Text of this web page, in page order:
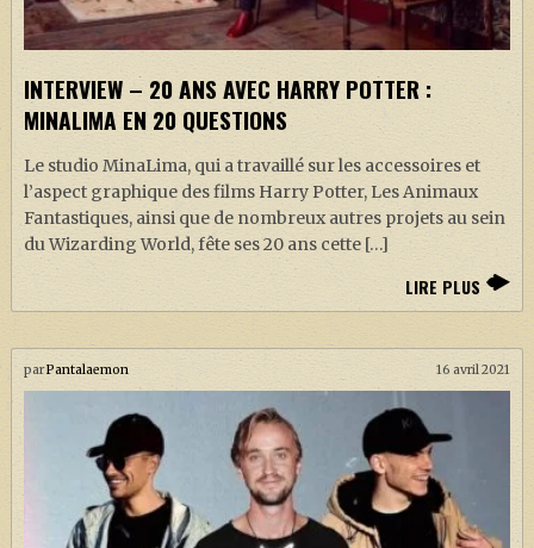
INTERVIEW – 20 ANS AVEC HARRY POTTER :
MINALIMA EN 20 QUESTIONS
Le studio MinaLima, qui a travaillé sur les accessoires et
l’aspect graphique des films Harry Potter, Les Animaux
Fantastiques, ainsi que de nombreux autres projets au sein
du Wizarding World, fête ses 20 ans cette […]
LIRE PLUS
parPantalaemon 16 avril 2021